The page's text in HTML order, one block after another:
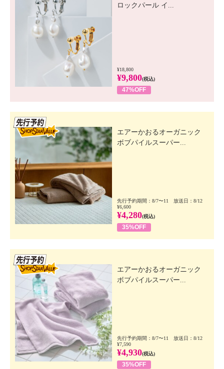
ロックパール イ...
¥18,800
¥9,800(税込)
47%OFF
エアーかおるオーガニック
ボブパイルスーパー...
先行予約期間：8/7〜11 放送日：8/12
¥6,600
¥4,280(税込)
35%OFF
エアーかおるオーガニック
ボブパイルスーパー...
先行予約期間：8/7〜11 放送日：8/12
¥7,590
¥4,930(税込)
35%OFF